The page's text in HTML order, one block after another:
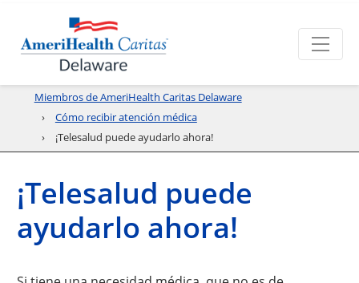
Miembros de AmeriHealth Caritas Delaware
Cómo recibir atención médica
¡Telesalud puede ayudarlo ahora!
¡Telesalud puede
ayudarlo ahora!